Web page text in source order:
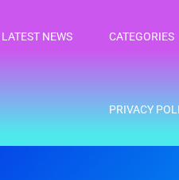
LATEST NEWS CATEGORIES
PRIVACY